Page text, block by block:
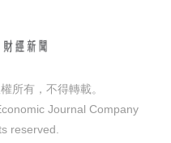
所有，不得轉載。
Journal Company
reserved.